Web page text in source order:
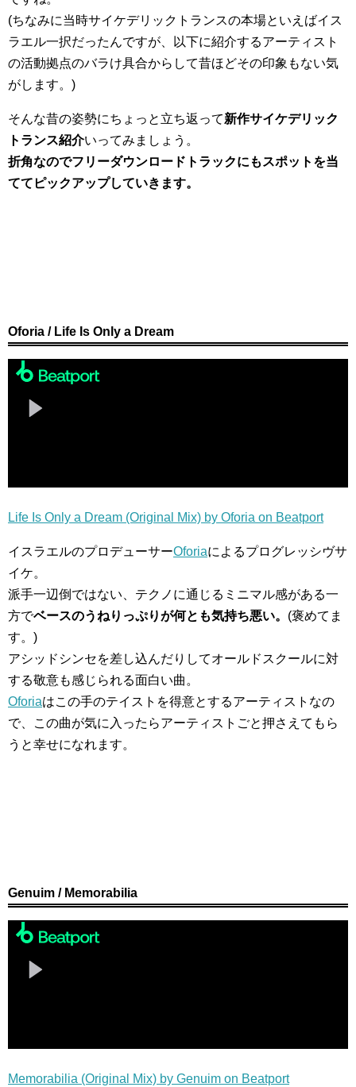
(ちなみに当時サイケデリックトランスの本場といえばイス
ラエル一択だったんですが、以下に紹介するアーティスト
の活動拠点のバラけ具合からして昔ほどその印象もない気
がします。)
そんな昔の姿勢にちょっと立ち返って新作サイケデリック
トランス紹介いってみましょう。
折角なのでフリーダウンロードトラックにもスポットを当
ててピックアップしていきます。
Oforia / Life Is Only a Dream
Life Is Only a Dream (Original Mix) by Oforia on Beatport
イスラエルのプロデューサーOforiaによるプログレッシヴサ
イケ。
派手一辺倒ではない、テクノに通じるミニマル感がある一
方でベースのうねりっぷりが何とも気持ち悪い。 (褒めてま
す。)
アシッドシンセを差し込んだりしてオールドスクールに対
する敬意も感じられる面白い曲。
Oforiaはこの手のテイストを得意とするアーティストなの
で、この曲が気に入ったらアーティストごと押さえてもら
うと幸せになれます。
Genuim / Memorabilia
Memorabilia (Original Mix) by Genuim on Beatport